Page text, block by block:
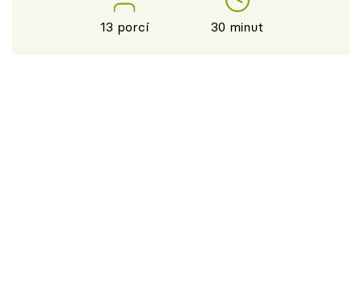
13 porcí 30 minut